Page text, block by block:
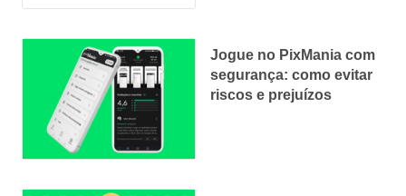
Jogue no PixMania com
segurança: como evitar
riscos e prejuízos